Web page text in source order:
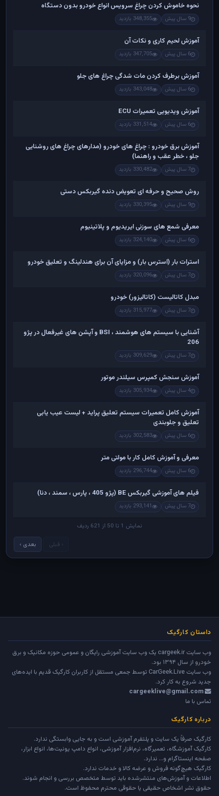
نحوه خاموش کردن چراغ سرویس انواع خودرو بدون دستگاه
9 سال پیش 348,355 بازدید
آموزش لحیم کاری و نکات آن
6 سال پیش 347,705 بازدید
آموزش برطرف کردن مات شدگی چراغ های جلو
6 سال پیش 343,048 بازدید
آموزش ویدیویی تعمیرات ECU
6 سال پیش 331,514 بازدید
آموزش برق خودرو : چراغ های خودرو (مدارهای چراغ های روشنایی
جلو ، خطر عقب و راهنما)
7 سال پیش 330,482 بازدید
روش صحیح و حرفه ای تعویض دنده گیربکس دستی
9 سال پیش 330,395 بازدید
معرفی شمع های سوزنی ایریدیوم و پلاتینیوم
6 سال پیش 324,140 بازدید
استرات بار (استرس بار) و مزایای آن برای هندلینگ و تعلیق خودرو
7 سال پیش 320,096 بازدید
مبدل کاتالیست (کاتالیزور) خودرو
7 سال پیش 315,977 بازدید
آشنایی با سیستم های هوشمند ، BSI و آپشن های غیرفعال در پژو
206
7 سال پیش 309,629 بازدید
آموزش سنجش کمپرس سیلندر موتور
4 سال پیش 305,934 بازدید
آموزش کامل تعمیرات سیستم تعلیق پراید + لیست عیب یابی
تعلیق و جلوبندی
6 سال پیش 302,583 بازدید
معرفی و آموزش کامل کار با مولتی متر
6 سال پیش 296,744 بازدید
فیلم های آموزشی گیربکس BE (پژو 405 ، پارس ، سمند ، دنا)
7 سال پیش 293,141 بازدید
نمایش 1 تا 50 از 621 ردیف
‹ قبلی بعدی ›
داستان کارگیک
وب سایت cargeek.ir یک وب سایت آموزشی رایگان و عمومی حوزه مکانیک و برق
خودرو از سال ۱۳۹۴ بود.
وب سایت CarGeek.Live توسط جمعی مستقل از کاربران کارگیک قدیم با ایده‌های
جدید شروع به کار کرد.
cargeeklive@gmail.com
تماس با ما
درباره کارگیک
کارگیک صرفاً یک سایت و پلتفرم آموزشی است و به جایی وابستگی ندارد.
کارگیک آموزشگاه، تعمیرگاه، نرم‌افزار آموزشی، انواع دامپ یونیت‌ها، انواع ابزار،
صفحه اینستاگرام و... ندارد.
کارگیک هیچ‌گونه فروش و عرضه کالا و خدمات ندارد.
اطلاعات و آموزش‌های منتشرشده باید توسط متخصص بررسی و انجام شوند.
حقوق نشر اشخاص حقیقی یا حقوقی محترم محفوظ است.